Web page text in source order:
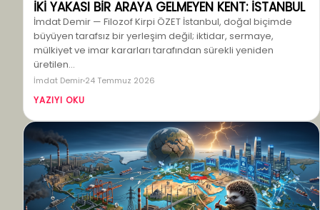
İKİ YAKASI BİR ARAYA GELMEYEN KENT: İSTANBUL
İmdat Demir — Filozof Kirpi ÖZET İstanbul, doğal biçimde
büyüyen tarafsız bir yerleşim değil; iktidar, sermaye,
mülkiyet ve imar kararları tarafından sürekli yeniden
üretilen…
İmdat Demir 24 Temmuz 2026
YAZIYI OKU